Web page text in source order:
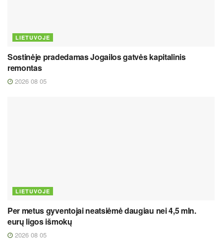
LIETUVOJE
Sostinėje pradedamas Jogailos gatvės kapitalinis
remontas
2026 08 05
LIETUVOJE
Per metus gyventojai neatsiėmė daugiau nei 4,5 mln.
eurų ligos išmokų
2026 08 05